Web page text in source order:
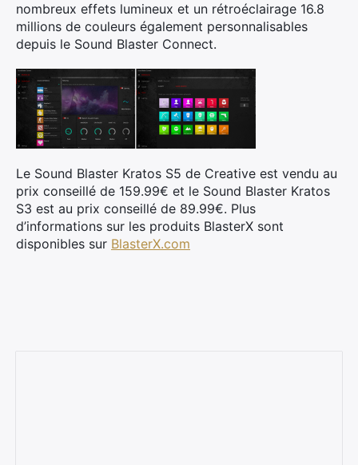
nombreux effets lumineux et un rétroéclairage 16.8
millions de couleurs également personnalisables
depuis le Sound Blaster Connect.
Le Sound Blaster Kratos S5 de Creative est vendu au
prix conseillé de 159.99€ et le Sound Blaster Kratos
S3 est au prix conseillé de 89.99€. Plus
d’informations sur les produits BlasterX sont
disponibles sur BlasterX.com